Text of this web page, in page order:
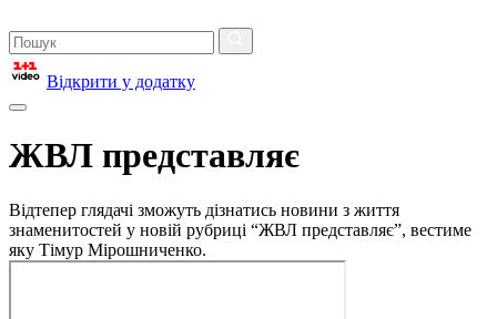
Відкрити у додатку
ЖВЛ представляє
Відтепер глядачі зможуть дізнатись новини з життя
знаменитостей у новій рубриці “ЖВЛ представляє”, вестиме
яку Тімур Мірошниченко.